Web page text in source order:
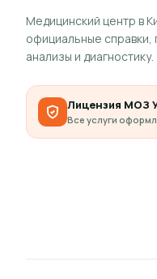
Медицинский центр в
официальные справки,
анализы и диагностику.
Лицензия МОЗ
Все услуги